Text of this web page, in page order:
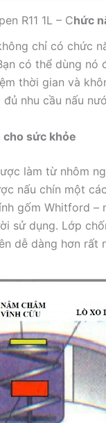
R11 1L – Chức
chỉ có chức
có thể dùng
thời gian và
nhu cầu nấu
cho sức khỏe
làm từ nhôm
nấu chín một
gốm Whitford –
sử dụng. Lớp
dễ dàng hơn rất